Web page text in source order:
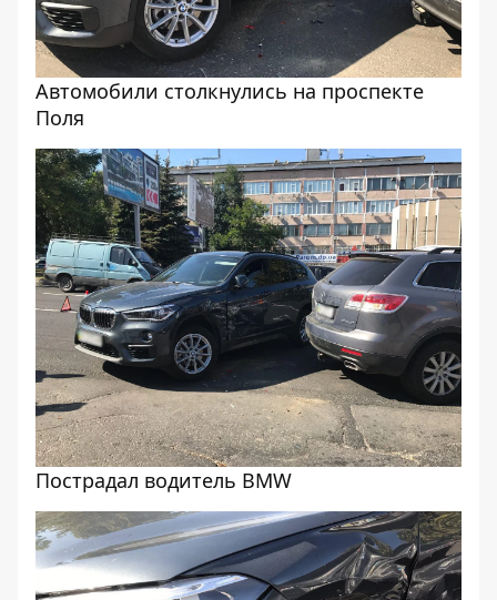
Автомобили столкнулись на проспекте
Поля
Пострадал водитель BMW